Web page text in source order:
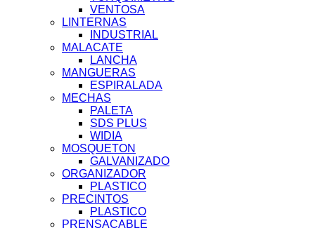
VENTOSA
LINTERNAS
INDUSTRIAL
MALACATE
LANCHA
MANGUERAS
ESPIRALADA
MECHAS
PALETA
SDS PLUS
WIDIA
MOSQUETON
GALVANIZADO
ORGANIZADOR
PLASTICO
PRECINTOS
PLASTICO
PRENSACABLE